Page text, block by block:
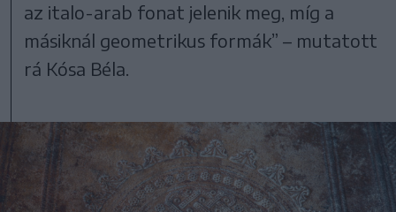
az italo-arab fonat jelenik meg, míg a
másiknál geometrikus formák” – mutatott
rá Kósa Béla.